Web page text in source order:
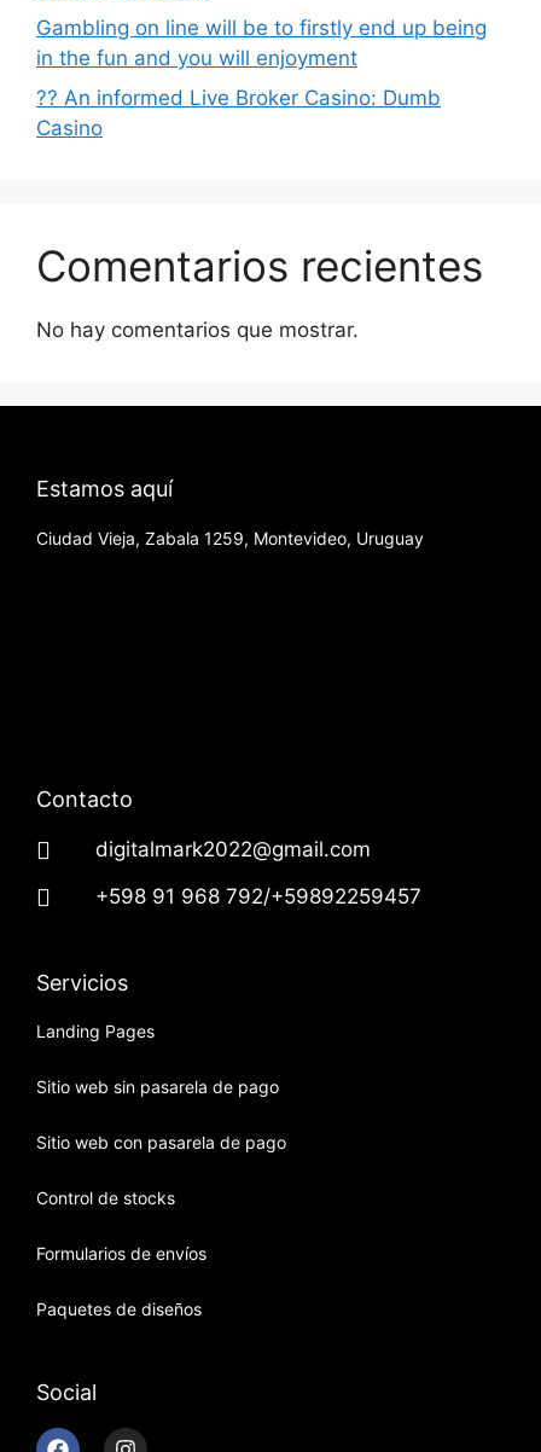
Gambling on line will be to firstly end up being
in the fun and you will enjoyment
?? An informed Live Broker Casino: Dumb
Casino
Comentarios recientes
No hay comentarios que mostrar.
Estamos aquí
Ciudad Vieja, Zabala 1259, Montevideo, Uruguay
Contacto
digitalmark2022@gmail.com
+598 91 968 792/+59892259457
Servicios
Landing Pages
Sitio web sin pasarela de pago
Sitio web con pasarela de pago
Control de stocks
Formularios de envíos
Paquetes de diseños
Social